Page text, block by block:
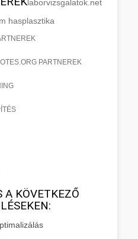
laborvizsgalatok.net
hasplasztika
PARTNEREK
A KÖVETKEZŐ